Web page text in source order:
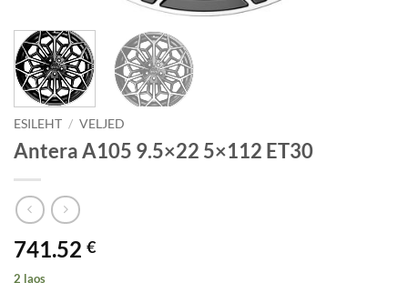
ESILEHT / VELJED
Antera A105 9.5×22 5×112 ET30
741.52 €
2 laos